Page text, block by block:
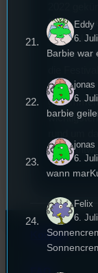
Sommer
Festival in
Runde
hat sich für
zu
Kontakt
Eddy
6.
Barbie war
jonas
6.
barbie
jonas
6.
wann
Felix
6.